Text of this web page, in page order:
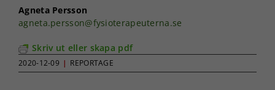
Agneta Persson
agneta.persson@fysioterapeuterna.se
Skriv ut eller skapa pdf
2020-12-09 | REPORTAGE